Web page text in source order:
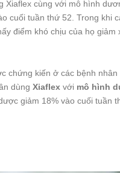
Xiaflex cùng với mô hình
cuối tuần thứ 52. Trong khi
điểm khó chịu của họ giảm
chứng kiến ở các bệnh
dùng Xiaflex với mô hình
giảm 18% vào cuối tuần